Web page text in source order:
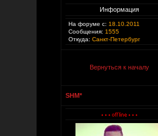
Информация
На форуме с: 18.10.2011
Сообщения: 1555
Откуда: Санкт-Петербург
Вернуться к началу
SHM*